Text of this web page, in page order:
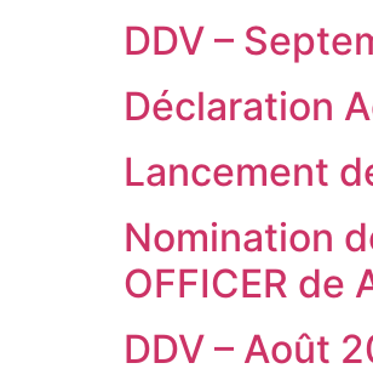
DDV –
Déclaration
Lancement
Nomination
OFFICER de
DDV – Août